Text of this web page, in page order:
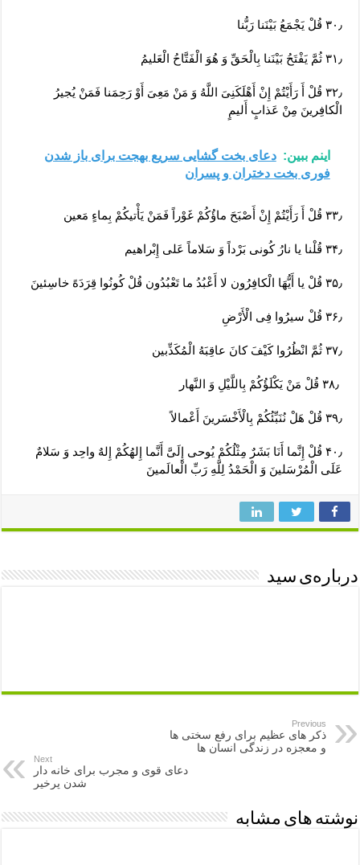
۳۰٫ قُلْ یَجْمَعُ بَیْنَنا رَبُّنا
۳۱٫ ثُمَّ یَفْتَحُ بَیْنَنا بِالْحَقِّ وَ هُوَ الْفَتَّاحُ الْعَلیمُ
۳۲٫ قُلْ أَ رَأَیْتُمْ إِنْ أَهْلَکَنِیَ اللَّهُ وَ مَنْ مَعِیَ أَوْ رَحِمَنا فَمَنْ یُجیرُ
الْکافِرینَ مِنْ عَذابٍ أَلیمٍ
اینم ببین: دعای بخت گشایی سریع بهجت برای باز شدن
فوری بخت دختران و پسران
۳۳٫ قُلْ أَ رَأَیْتُمْ إِنْ أَصْبَحَ ماؤُکُمْ غَوْراً فَمَنْ یَأْتیکُمْ بِماءٍ مَعین
‏۳۴٫ قُلْنا یا نارُ کُونی‏ بَرْداً وَ سَلاماً عَلى‏ إِبْراهیم
‏۳۵٫ قُلْ یا أَیُّهَا الْکافِرُون‏ لا أَعْبُدُ ما تَعْبُدُون‏ قُلْ کُونُوا قِرَدَهً خاسِئینَ
۳۶٫ قُلْ سیرُوا فِی الْأَرْضِ
۳۷٫ ثُمَّ انْظُرُوا کَیْفَ کانَ عاقِبَهُ الْمُکَذِّبین
‏ ۳۸٫ قُلْ مَنْ یَکْلَؤُکُمْ بِاللَّیْلِ وَ النَّهار
۳۹٫ قُلْ هَلْ نُنَبِّئُکُمْ بِالْأَخْسَرینَ أَعْمالاً
۴۰٫ قُلْ إِنَّما أَنَا بَشَرٌ مِثْلُکُمْ یُوحى‏ إِلَیَّ أَنَّما إِلهُکُمْ إِلهٌ واحِد وَ سَلامٌ
عَلَى الْمُرْسَلینَ وَ الْحَمْدُ لِلَّهِ رَبِّ الْعالَمینَ
درباره‌ی سید
Previous
ذکر های عظیم برای رفع سختی ها
و معجزه در زندگی انسان ها
Next
دعای قوی و مجرب برای خانه دار
شدن پرخیر
نوشته های مشابه